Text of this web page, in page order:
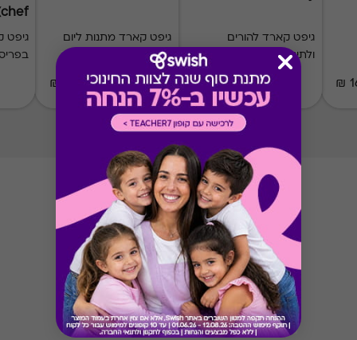
גיפט קארד להורים
ולתינוק
₪20-₪1000
גיפט קארד מתנות ליום
הולדת
₪50-₪500
גיפט